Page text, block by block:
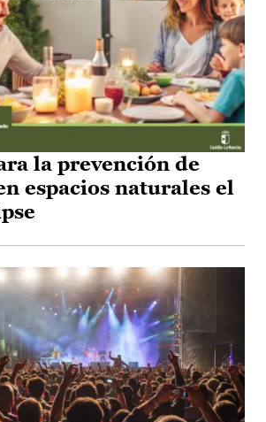
la prevención de
espacios naturales el